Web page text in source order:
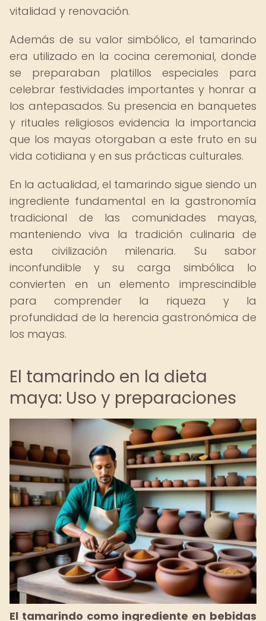
vitalidad y renovación.
Además de su valor simbólico, el tamarindo
era utilizado en la cocina ceremonial, donde
se preparaban platillos especiales para
celebrar festividades importantes y honrar a
los antepasados. Su presencia en banquetes
y rituales religiosos evidencia la importancia
que los mayas otorgaban a este fruto en su
vida cotidiana y en sus prácticas culturales.
En la actualidad, el tamarindo sigue siendo un
ingrediente fundamental en la gastronomía
tradicional de las comunidades mayas,
manteniendo viva la tradición culinaria de
esta civilización milenaria. Su sabor
inconfundible y su carga simbólica lo
convierten en un elemento imprescindible
para comprender la riqueza y la
profundidad de la herencia gastronómica de
los mayas.
El tamarindo en la dieta
maya: Uso y preparaciones
El tamarindo como ingrediente en bebidas